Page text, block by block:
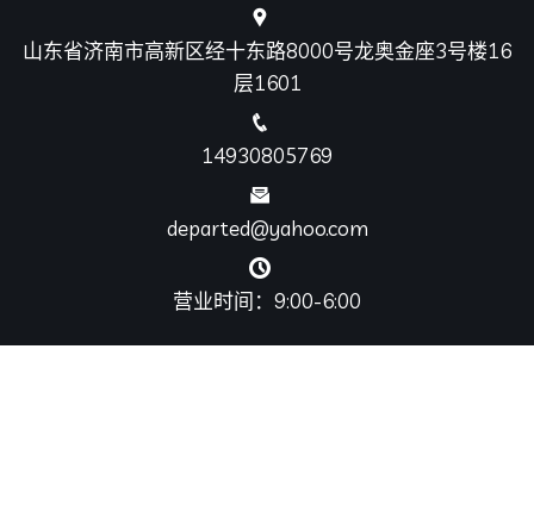
山东省济南市高新区经十东路8000号龙奥金座3号楼16
层1601
14930805769
departed@yahoo.com
营业时间：9:00-6:00